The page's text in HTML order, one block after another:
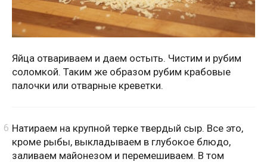
Яйца отвариваем и даем остыть. Чистим и рубим
соломкой. Таким же образом рубим крабовые
палочки или отварные креветки.
Натираем на крупной терке твердый сыр. Все это,
кроме рыбы, выкладываем в глубокое блюдо,
заливаем майонезом и перемешиваем. В том